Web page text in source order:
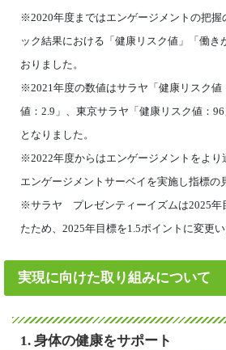
※2020年度まではエンゲージメントの把握
ック結果における「健康リスク値」「働き
おりました。
※2021年度の数値はサラヤ「健康リスク値
値：2.9」、東京サラヤ「健康リスク値：96
となりました。
※2022年度からはエンゲージメントをより
エンゲージメントサーベイを実施し指標の
※サラヤ プレゼンティーイズムは2025年
たため、2025年目標を1.5ポイントに変更い
実現に向けた取り組みについて
1. 身体の健康をサポート